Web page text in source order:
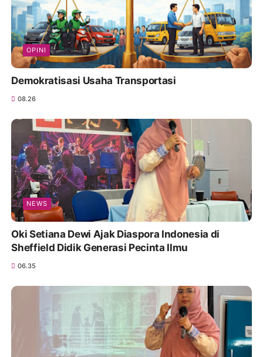
OPINI
Demokratisasi Usaha Transportasi
08.26
NEWS
Oki Setiana Dewi Ajak Diaspora Indonesia di
Sheffield Didik Generasi Pecinta Ilmu
06.35